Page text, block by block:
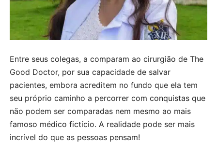
Entre seus colegas, a comparam ao cirurgião de The
Good Doctor, por sua capacidade de salvar
pacientes, embora acreditem no fundo que ela tem
seu próprio caminho a percorrer com conquistas que
não podem ser comparadas nem mesmo ao mais
famoso médico fictício. A realidade pode ser mais
incrível do que as pessoas pensam!